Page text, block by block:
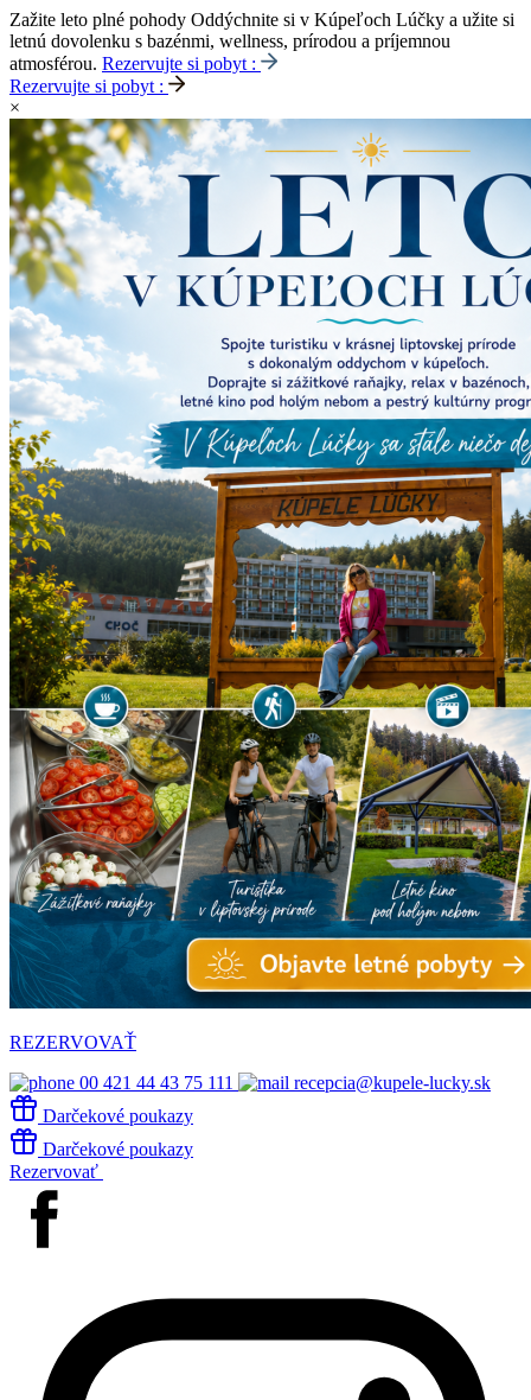
Zažite leto plné pohody Oddýchnite si v Kúpeľoch Lúčky a užite si
letnú dovolenku s bazénmi, wellness, prírodou a príjemnou
atmosférou. Rezervujte si pobyt :
Rezervujte si pobyt :
×
REZERVOVAŤ
00 421 44 43 75 111
recepcia@kupele-lucky.sk
Darčekové poukazy
Darčekové poukazy
Rezervovať